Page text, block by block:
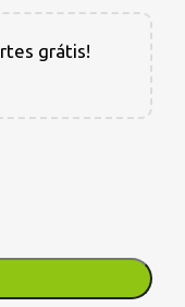
grátis!